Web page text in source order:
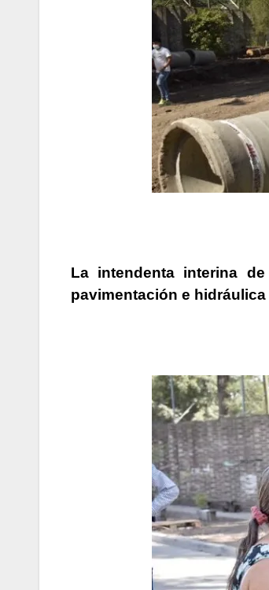
La intendenta interina de
pavimentación e hidráulica